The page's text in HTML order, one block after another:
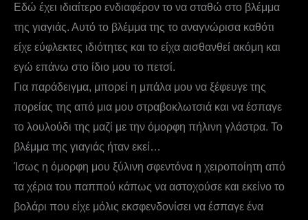
Εδώ έχει ιδιαίτερο ενδιαφέρον το να σταθώ στο βλέμμα
της γιαγιάς. Αυτό το βλέμμα της το αναγνώρισα καθότι
είχε εύφλεκτες ιδιότητες και το είχα αισθανθεί ακόμη και
εγώ επάνω στο ίδιο μου το πετσί.
Για παράδειγμα, μπορεί η μπάλα μου να ξέφευγε της
πορείας της από μια μου στραβοκλωτσιά και να έσπαγε
το λουλούδι της μαζί με την όμορφη πήλινη γλάστρα. Το
βλέμμα της γιαγιάς ήταν εκεί…
Ίσως η όμορφη μου ξύλινη σφεντόνα η χειροποίητη από
τα χέρια του παππού κάπως να αστοχούσε και εκείνο το
βολάρι που είχε μόλις εκσφενδονίσει να έσπαγε ένα